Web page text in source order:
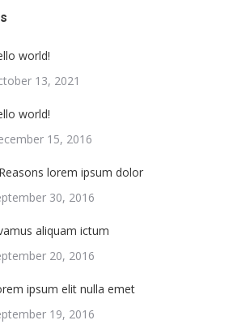
world!
13, 2021
world!
15, 2016
lorem ipsum dolor
30, 2016
aliquam ictum
20, 2016
ipsum elit nulla emet
19, 2016